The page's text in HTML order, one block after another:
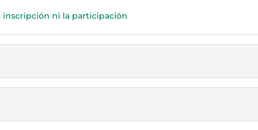
inscripción ni la participación